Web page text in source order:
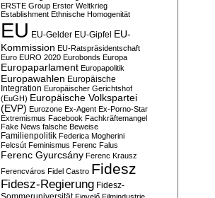
ERSTE Group Erster Weltkrieg
Establishment Ethnische Homogenität
EU EU-Gelder EU-Gipfel EU-
Kommission EU-Ratspräsidentschaft
Euro EURO 2020 Eurobonds Europa
Europaparlament Europapolitik
Europawahlen Europäische
Integration Europäischer Gerichtshof
(EuGH) Europäische Volkspartei
(EVP) Eurozone Ex-Agent Ex-Porno-Star
Extremismus Facebook Fachkräftemangel
Fake News falsche Beweise
Familienpolitik Federica Mogherini
Felcsút Feminismus Ferenc Falus
Ferenc Gyurcsány Ferenc Krausz
Ferencváros Fidel Castro Fidesz
Fidesz-Regierung Fidesz-